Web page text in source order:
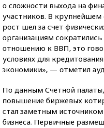
о сложности выхода на
участников. В
рост шел за счет
организациям
отношению к ВВП, это
условиях для
экономики», — отметил
По данным Счетной
повышение биржевых
стал заметным
бизнеса. Первичные